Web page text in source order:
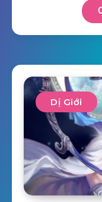
Dị Giới